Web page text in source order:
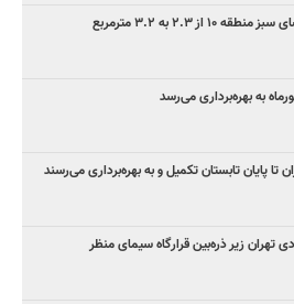
از ۲.۳ به ۳.۲ مترمربع
به بهره‌برداری می‌رسد